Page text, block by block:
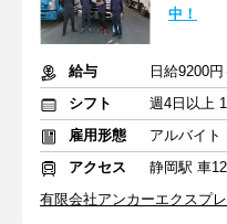
中！
給与
日給9200
シフト
週4日以上
雇用形態
アルバイト
アクセス
静岡駅 車
有限会社アンカーエクスプ